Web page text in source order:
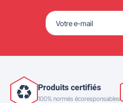
Produits certifiés
100% normés écoresponsables